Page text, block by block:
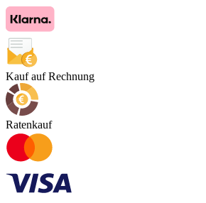
Kauf auf Rechnung
Ratenkauf